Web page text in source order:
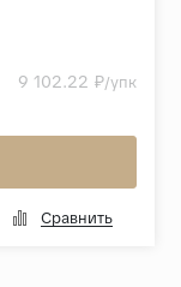
9 102.22 ₽/упк
Сравнить